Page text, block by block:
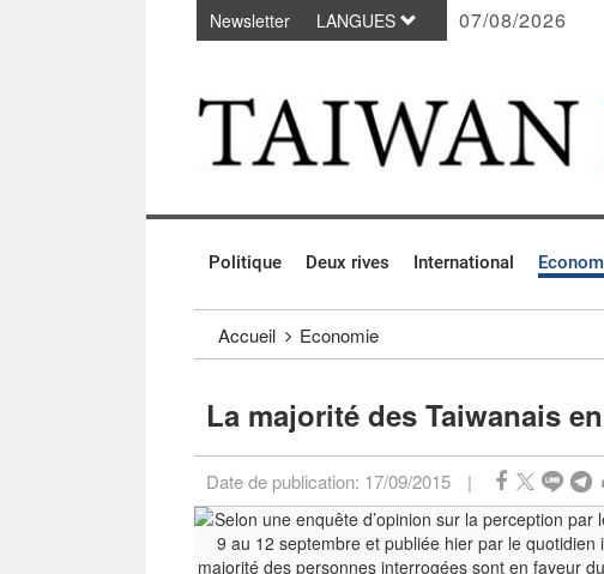
Passer au contenu principal
Newsletter LANGUES 07/08/2026
Politique Deux rives International
Accueil Economie
La majorité des Taiwanais
Date de publication: 17/09/2015 |